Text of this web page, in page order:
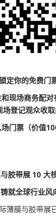
定你的免费门
现场商务配
登记观众收
门票（价值
胶带展 10 大
就全球行业风
薄膜与胶带展